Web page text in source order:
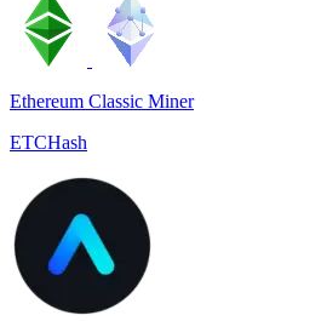
Ethereum Classic Miner
ETCHash